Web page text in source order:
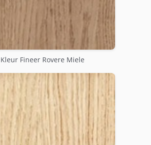
Kleur Fineer Rovere Miele